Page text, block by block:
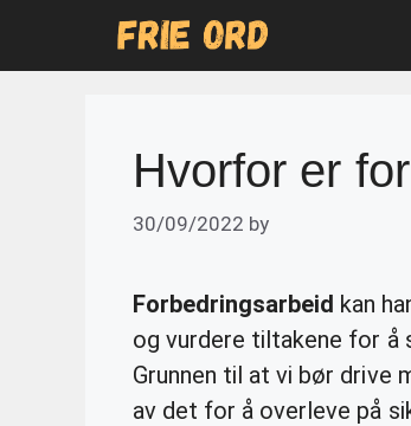
Hvorfor er
30/09/2022 by
Forbedringsarbeid kan
og vurdere tiltakene for å
Grunnen til at vi bør drive
av det for å overleve på